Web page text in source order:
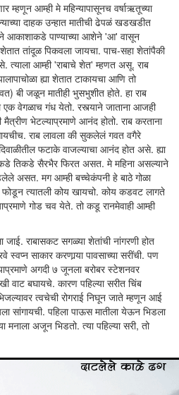
म्हणून आम्ही मे महिन्यापासूनच वर्षाऋतूच्या
दाहक उन्हात मातीची ढेपळं खडखडीत
आकाशाकडे पाण्याच्या आशेने 'आ' वासून
तांदूळ पिकवला जायचा. पाच-सहा शेतांपैकी
त्याला आम्ही 'राबाचे शेत' म्हणत असू. राब
ह्या शेतात टाकायचा आणि तो
बी जळून मातीही भुसभुशीत होते. हा राब
एक वेगळाच गंध येतो. रस्त्याने जाताना आजही
भेटल्याप्रमाणे आनंद होतो. राब करताना
राब लावला की सुकलेलं गवत वगैरे
फटाके वाजल्याचा आनंद होत असे. ह्या
तिकडे सैरभैर फिरत असत. मे महिना असल्याने
असत. मग आम्ही बच्चेकंपनी हे बाठे गोळा
त्यातली कोय खायचो. कोय कडवट लागते
गोड चव येते. तो कडू रानमेवाही आम्ही
जाई. राबासकट सगळ्या शेतांची नांगरणी होत
स्वप्न साकार करणार्‍या पावसाच्या सरींची. पण
अगदी ७ जूनला बरोबर स्टेशनवर
वाट बघायचे. कारण पहिल्या सरीत चिंब
त्वचेची रोगराई निघून जाते म्हणून आई
सांगायची. पहिला पाऊस मातीला येऊन भिडला
मनाला अजून भिडतो. त्या पहिल्या सरी, तो